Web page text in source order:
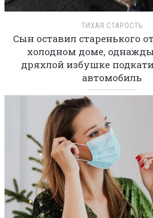
ТИХАЯ СТАРОСТЬ
Сын оставил старенького
холодном доме,
дряхлой избушке
автомобиль